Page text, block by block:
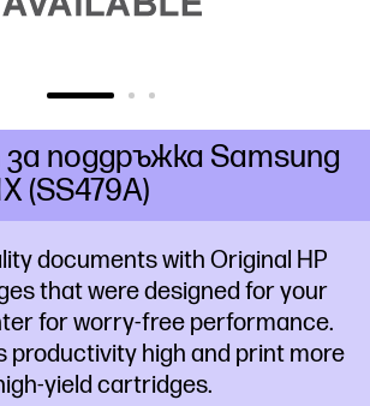
documents with Original HP
that were designed for your
for worry-free performance.
productivity high and print more
yield cartridges.
поддръжка Samsung
(SS479A)